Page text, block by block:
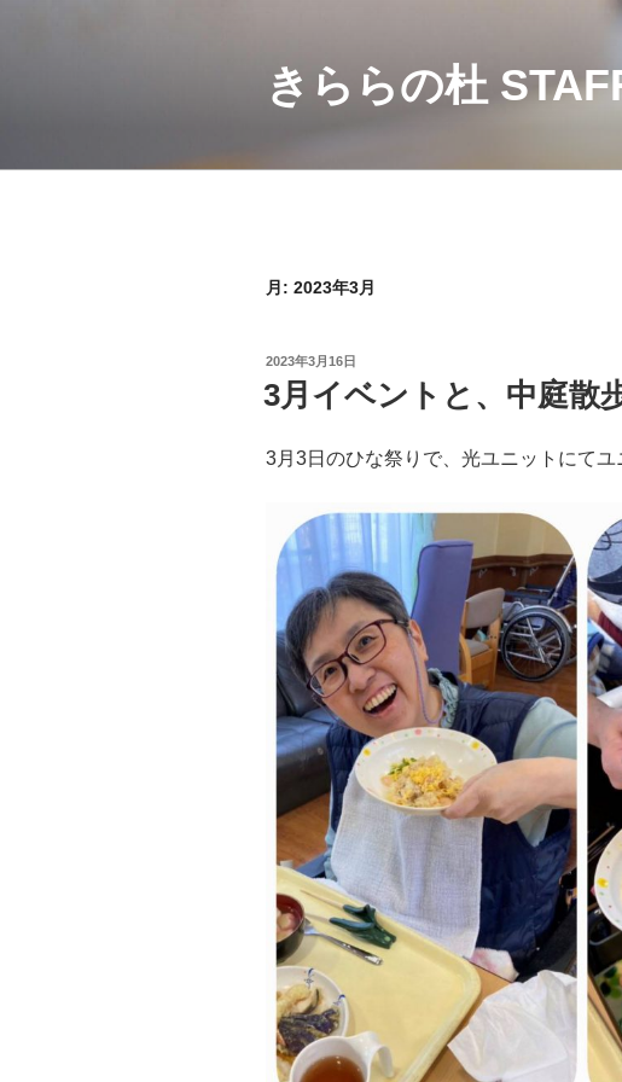
きららの杜
月: 2023年3月
投
日:
2023年3月16日
3月イベントと、中庭散
3月3日のひな祭りで、光ユニットにてユ